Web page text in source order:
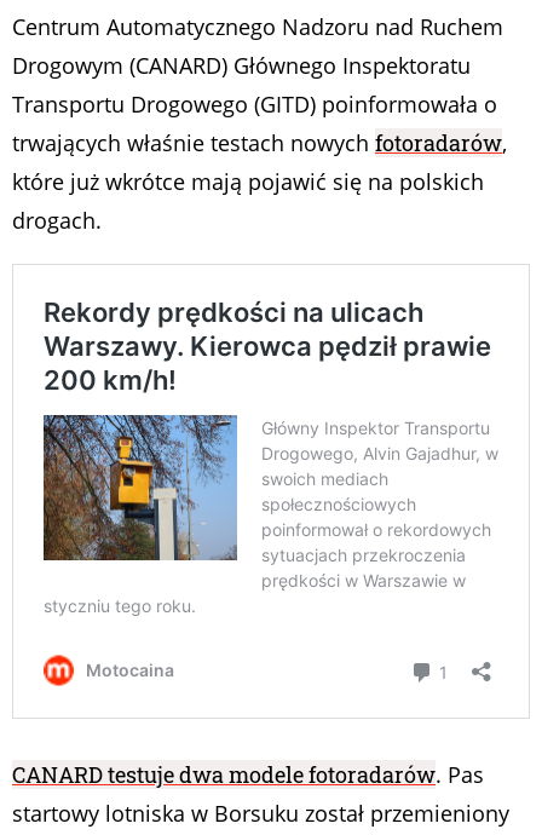
Centrum Automatycznego Nadzoru nad Ruchem
Drogowym (CANARD) Głównego Inspektoratu
Transportu Drogowego (GITD) poinformowała o
trwających właśnie testach nowych fotoradarów,
które już wkrótce mają pojawić się na polskich
drogach.
CANARD testuje dwa modele fotoradarów. Pas
startowy lotniska w Borsuku został przemieniony